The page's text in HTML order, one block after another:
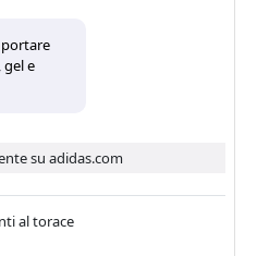
gel e
su adidas.com
al torace